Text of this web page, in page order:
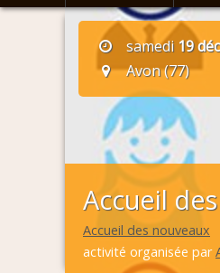
samedi 19
Avon (77)
Accueil
Accueil des nouveaux
activité organisée par